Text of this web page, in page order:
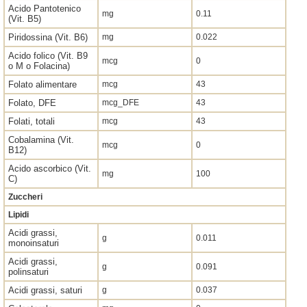
Acido Pantotenico
(Vit. B5)
mg 0.11
Piridossina (Vit. B6) mg 0.022
Acido folico (Vit. B9
o M o Folacina)
mcg 0
Folato alimentare mcg 43
Folato, DFE mcg_DFE 43
Folati, totali mcg 43
Cobalamina (Vit.
B12)
mcg 0
Acido ascorbico (Vit.
C)
mg 100
Zuccheri
Lipidi
Acidi grassi,
monoinsaturi
g 0.011
Acidi grassi,
polinsaturi
g 0.091
Acidi grassi, saturi g 0.037